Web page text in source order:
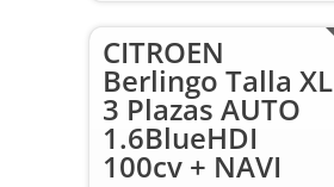
CITROEN
Berlingo Talla XL
3 Plazas AUTO
1.6BlueHDI
100cv + NAVI